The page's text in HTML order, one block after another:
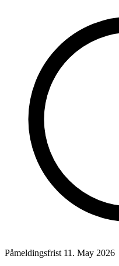
Påmeldingsfrist 11. May 2026